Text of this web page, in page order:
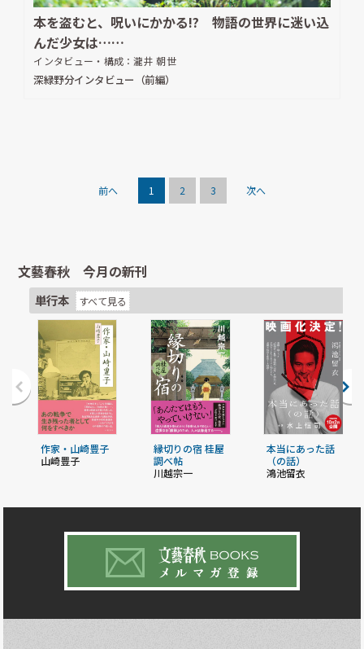
本を盗むと、呪いにかかる!? 物語の世界に迷い込
んだ少女は……
インタビュー・構成：瀧井 朝世
深緑野分インタビュー（前編）
前へ 1 2 3 次へ
文藝春秋 今月の新刊
単行本 すべて見る
作家・山崎豊子
山崎豊子
縁切りの宿 桂屋
調べ帖
川越宗一
本当にあった話
（の話）
鴻池留衣